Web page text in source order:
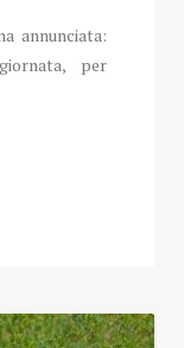
annunciata:
per